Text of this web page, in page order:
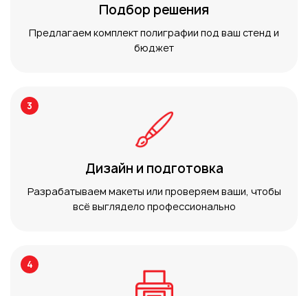
Подбор решения
Предлагаем комплект полиграфии под ваш стенд и
бюджет
3
Дизайн и подготовка
Разрабатываем макеты или проверяем ваши, чтобы
всё выглядело профессионально
4